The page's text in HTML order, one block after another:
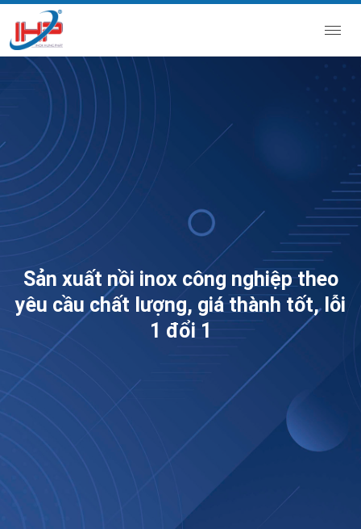
Sản xuất nồi inox công nghiệp theo
yêu cầu chất lượng, giá thành tốt, lỗi
1 đổi 1